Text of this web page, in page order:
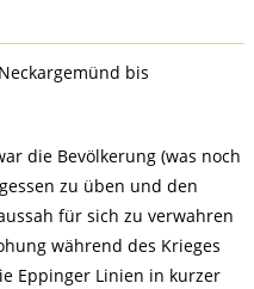
bis
die Bevölkerung (was noch
zu üben und den
für sich zu verwahren
während des Krieges
Eppinger Linien in kurzer